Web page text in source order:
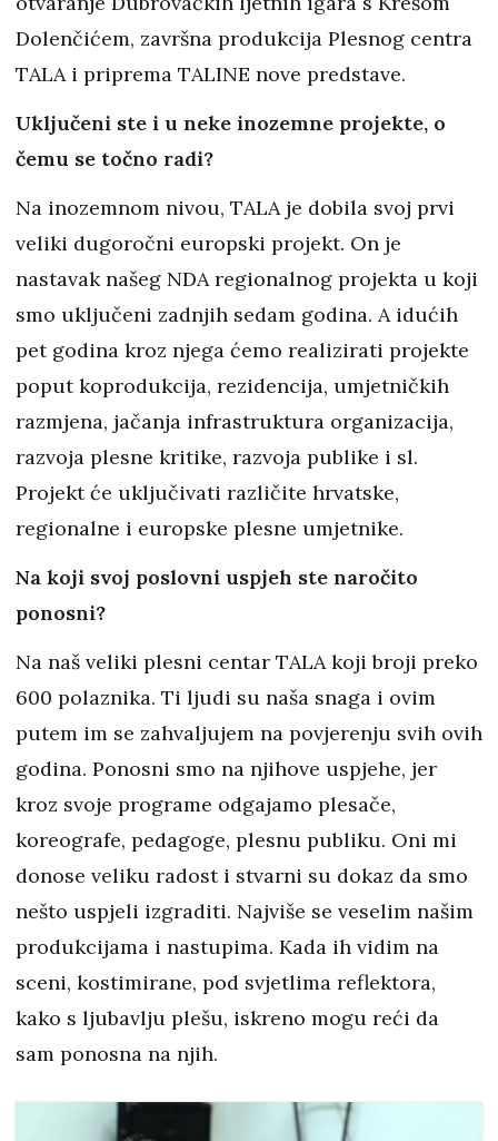
Dolenčićem, završna produkcija Plesnog centra
TALA i priprema TALINE nove predstave.
Uključeni ste i u neke inozemne projekte, o
čemu se točno radi?
Na inozemnom nivou, TALA je dobila svoj prvi
veliki dugoročni europski projekt. On je
nastavak našeg NDA regionalnog projekta u koji
smo uključeni zadnjih sedam godina. A idućih
pet godina kroz njega ćemo realizirati projekte
poput koprodukcija, rezidencija, umjetničkih
razmjena, jačanja infrastruktura organizacija,
razvoja plesne kritike, razvoja publike i sl.
Projekt će uključivati različite hrvatske,
regionalne i europske plesne umjetnike.
Na koji svoj poslovni uspjeh ste naročito
ponosni?
Na naš veliki plesni centar TALA koji broji preko
600 polaznika. Ti ljudi su naša snaga i ovim
putem im se zahvaljujem na povjerenju svih ovih
godina. Ponosni smo na njihove uspjehe, jer
kroz svoje programe odgajamo plesače,
koreografe, pedagoge, plesnu publiku. Oni mi
donose veliku radost i stvarni su dokaz da smo
nešto uspjeli izgraditi. Najviše se veselim našim
produkcijama i nastupima. Kada ih vidim na
sceni, kostimirane, pod svjetlima reflektora,
kako s ljubavlju plešu, iskreno mogu reći da
sam ponosna na njih.